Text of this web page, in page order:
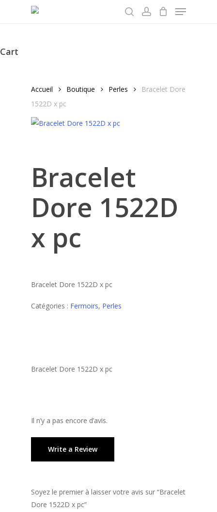
Menu
Cart
Accueil
Boutique Perles
Bracelet Dore
1522D x pc
Bracelet
Dore 1522D
x pc
Bracelet Dore 1522D x pc
Catégories : Fermoirs, Perles
Bracelet Dore 1522D x pc
Il n’y a pas encore d’avis.
Write a Review
Soyez le premier à laisser votre avis sur “Bracelet
Dore 1522D x pc”